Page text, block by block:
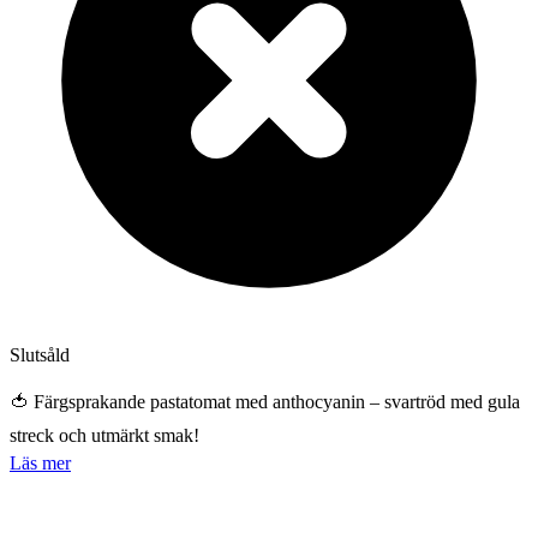
Slutsåld
🍅 Färgsprakande pastatomat med anthocyanin – svartröd med gula
streck och utmärkt smak!
Läs mer